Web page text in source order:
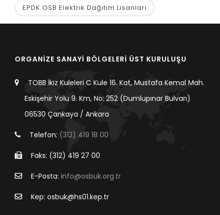
EPDK OSB Elektrik Dağıtım Lisanları
ORGANİZE SANAYİ BÖLGELERİ ÜST KURULUŞU
TOBB İkiz Kuleleri C Kule 16. Kat, Mustafa Kemal Mah.
Eskişehir Yolu 9. Km, No: 252 (Dumlupınar Bulvarı)
06530 Çankaya / Ankara
Telefon: (312) 419 18 00
Faks: (312) 419 27 00
E-Posta: info@osbuk.org.tr
Kep: osbuk@hs01.kep.tr